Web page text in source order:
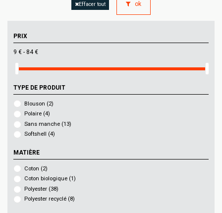
Effacer tout ok
PRIX
9 € - 84 €
TYPE DE PRODUIT
Blouson (2)
Polaire (4)
Sans manche (13)
Softshell (4)
MATIÈRE
Coton (2)
Coton biologique (1)
Polyester (38)
Polyester recyclé (8)